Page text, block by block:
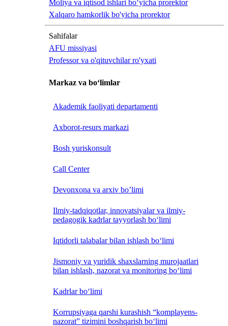
Moliya va iqtisod ishlari bo‘yicha prorektor
Xalqaro hamkorlik bo'yicha prorektor
Sahifalar
AFU missiyasi
Professor va o'qituvchilar ro'yxati
Markaz va bo‘limlar
Akademik faoliyati departamenti
Axborot-resurs markazi
Bosh yuriskonsult
Call Center
Devonxona va arxiv bo’limi
Ilmiy-tadqiqotlar, innovatsiyalar va ilmiy-
pedagogik kadrlar tayyorlash bo‘limi
Iqtidorli talabalar bilan ishlash bo‘limi
Jismoniy va yuridik shaxslarning murojaatlari
bilan ishlash, nazorat va monitoring bo‘limi
Kadrlar bo‘limi
Korrupsiyaga qarshi kurashish “komplayens-
nazorat” tizimini boshqarish bo‘limi